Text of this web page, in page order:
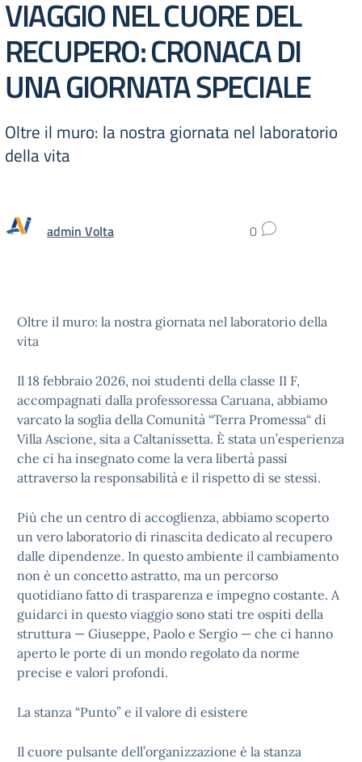
VIAGGIO NEL CUORE DEL
RECUPERO: CRONACA DI
UNA GIORNATA SPECIALE
Oltre il muro: la nostra giornata nel laboratorio
della vita
admin Volta 0
Oltre il muro: la nostra giornata nel laboratorio della
vita
Il 18 febbraio 2026, noi studenti della classe II F,
accompagnati dalla professoressa Caruana, abbiamo
varcato la soglia della Comunità “Terra Promessa“ di
Villa Ascione, sita a Caltanissetta. È stata un’esperienza
che ci ha insegnato come la vera libertà passi
attraverso la responsabilità e il rispetto di se stessi.
Più che un centro di accoglienza, abbiamo scoperto
un vero laboratorio di rinascita dedicato al recupero
dalle dipendenze. In questo ambiente il cambiamento
non è un concetto astratto, ma un percorso
quotidiano fatto di trasparenza e impegno costante. A
guidarci in questo viaggio sono stati tre ospiti della
struttura — Giuseppe, Paolo e Sergio — che ci hanno
aperto le porte di un mondo regolato da norme
precise e valori profondi.
La stanza “Punto” e il valore di esistere
Il cuore pulsante dell’organizzazione è la stanza